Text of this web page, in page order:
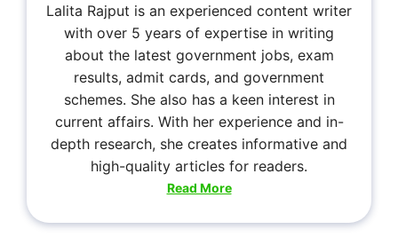
Lalita Rajput is an experienced content writer
with over 5 years of expertise in writing
about the latest government jobs, exam
results, admit cards, and government
schemes. She also has a keen interest in
current affairs. With her experience and in-
depth research, she creates informative and
high-quality articles for readers.
Read More